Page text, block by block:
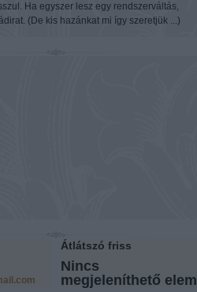
Ha egyszer lesz egy rendszerváltás,
(De kis hazánkat mi így szeretjük ...)
Átlátszó friss
Nincs
megjeleníthető elem